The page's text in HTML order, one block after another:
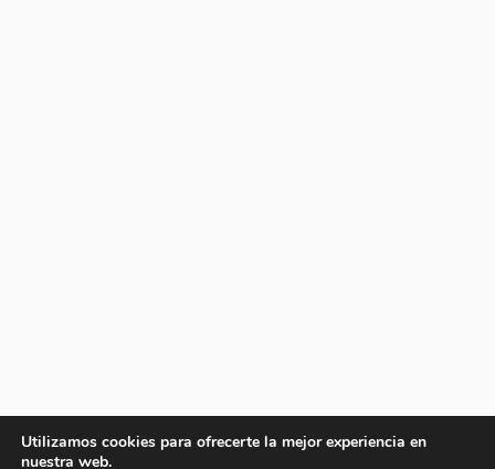
Utilizamos cookies para ofrecerte la mejor experiencia en
nuestra web.